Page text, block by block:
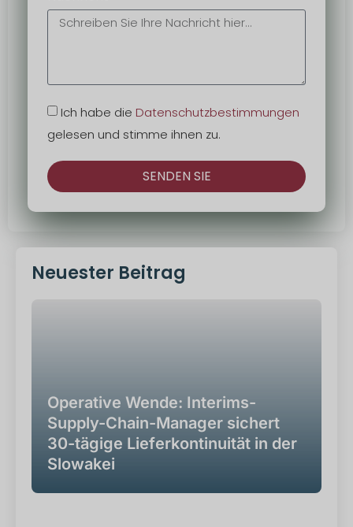
Ich habe die Datenschutzbestimmungen
gelesen und stimme ihnen zu.
SENDEN SIE
Neuester Beitrag
Operative Wende: Interims-
Supply-Chain-Manager sichert
30-tägige Lieferkontinuität in der
Slowakei